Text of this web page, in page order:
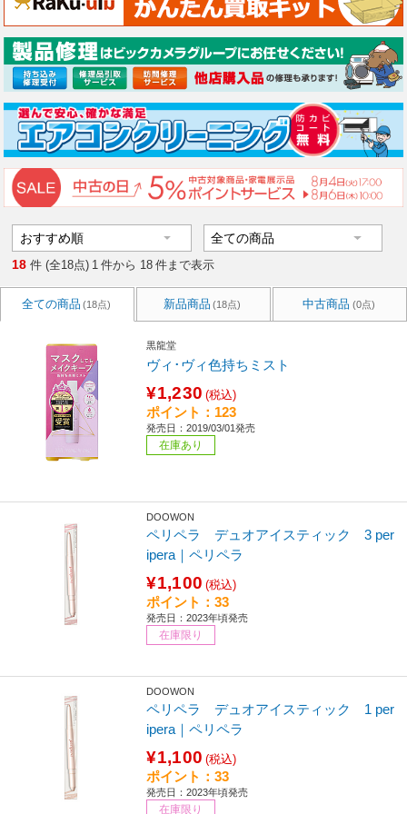
18 件 (全18点) 1 件から 18 件まで表示
全ての商品 (18点) 新品商品 (18点) 中古商品 (0点)
黒龍堂
ヴィ･ヴィ色持ちミスト
¥1,230 (税込)
ポイント：123
発売日：2019/03/01発売
在庫あり
DOOWON
ペリペラ デュオアイスティック 3 per
ipera｜ペリペラ
¥1,100 (税込)
ポイント：33
発売日：2023年頃発売
在庫限り
DOOWON
ペリペラ デュオアイスティック 1 per
ipera｜ペリペラ
¥1,100 (税込)
ポイント：33
発売日：2023年頃発売
在庫限り